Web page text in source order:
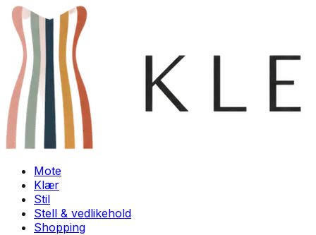
Mote
Klær
Stil
Stell & vedlikehold
Shopping